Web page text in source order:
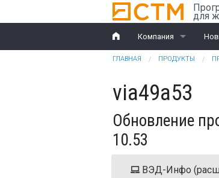
Перейти к основному содержанию
для
Компания
История
Награды
Партнеры
Клиенты
Дилеры
Вы здесь
ГЛАВНАЯ ПРОДУКТЫ
via49a53
Обновление
10.53
ВЭД-Инфо